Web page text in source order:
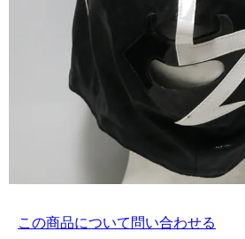
この商品について問い合わせる